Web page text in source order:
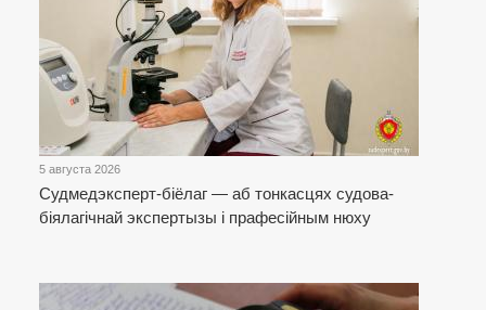
5 августа 2026
Cудмедэксперт-біёлаг — аб тонкасцях судова-
біялагічнай экспертызы і прафесійным нюху